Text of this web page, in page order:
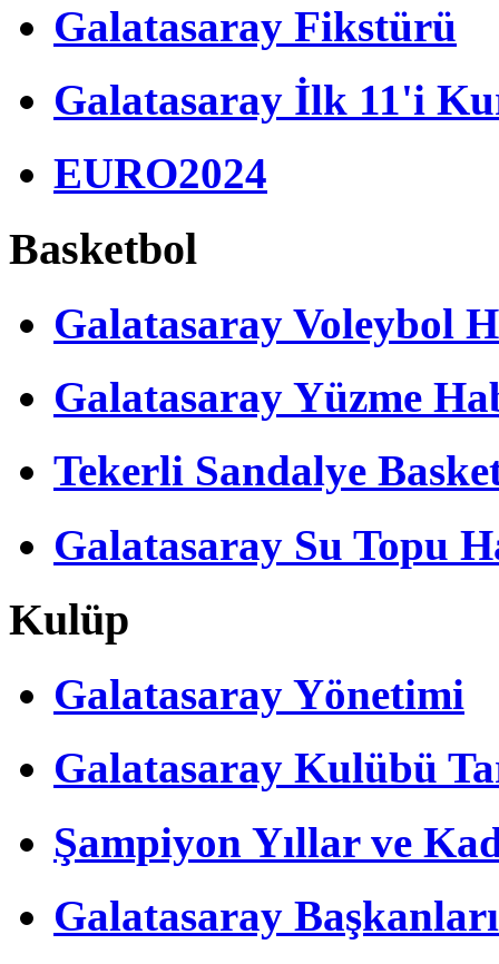
Galatasaray Fikstürü
Galatasaray İlk 11'i
EURO2024
Basketbol
Galatasaray Voleybol
Galatasaray Yüzme
Tekerli Sandalye
Galatasaray Su Topu
Kulüp
Galatasaray Yönetimi
Galatasaray Kulübü
Şampiyon Yıllar ve
Galatasaray Başkanları